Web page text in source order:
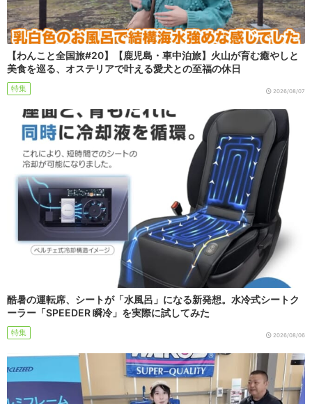
【わんこと全国旅#20】【鹿児島・車中泊旅】火山が育む癒やしと
美食を巡る、オステリアで叶える愛犬との至福の休日
特集 2026/08/07
酷暑の運転席、シートが「水風呂」になる新発想。水冷式シートク
ーラー「SPEEDER 瞬冷」を実際に試してみた
特集 2026/08/06